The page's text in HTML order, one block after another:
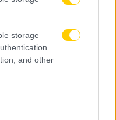
storage
and other